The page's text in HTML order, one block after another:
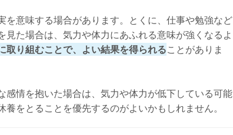
を意味する場合があります。とくに、仕事や勉強など
た場合は、気力や体力にあふれる意味が強くなるよ
取り組むことで、よい結果を得られることがありま
感情を抱いた場合は、気力や体力が低下している可能
をとることを優先するのがよいかもしれません。